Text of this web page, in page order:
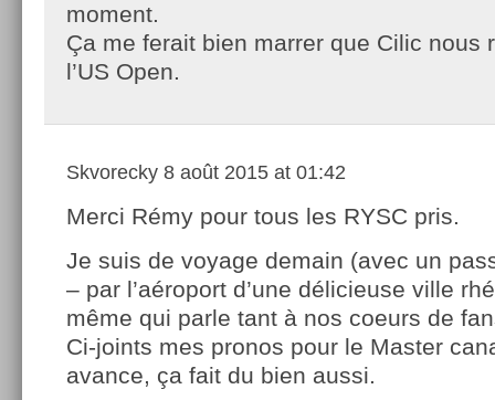
moment.
Ça me ferait bien marrer que Cilic nous
l’US Open.
Skvorecky 8 août 2015 at 01:42
Merci Rémy pour tous les RYSC pris.
Je suis de voyage demain (avec un
– par l’aéroport d’une délicieuse ville
même qui parle tant à nos coeurs de
Ci-joints mes pronos pour le Master
avance, ça fait du bien aussi.